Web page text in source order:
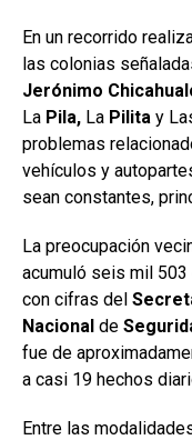
En un recorrido
las colonias
Jerónimo
La Pila, La Pilita y
problemas
vehículos y
sean constantes,
La preocupación
acumuló seis mil
con cifras del
Nacional de
fue de
a casi 19 hechos
Entre las